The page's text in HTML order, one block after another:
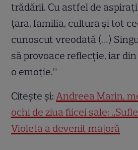
trădării. Cu astfel de
țara, familia, cultura și tot
cunoscut vreodată (…)
să provoace reflecție, iar
o emoție.”
Citește și:Andreea Marin,
ochi de ziua fiicei sale:
Violeta a devenit majoră